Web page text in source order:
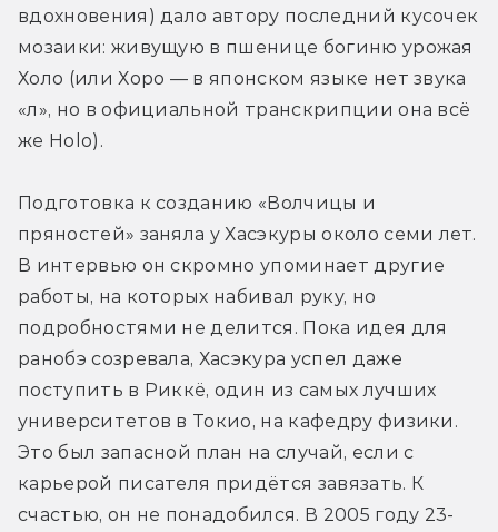
вдохновения) дало автору последний кусочек
мозаики: живущую в пшенице богиню урожая
Холо (или Хоро — в японском языке нет звука
«л», но в официальной транскрипции она всё
же Holo).
Подготовка к созданию «Волчицы и
пряностей» заняла у Хасэкуры около семи лет.
В интервью он скромно упоминает другие
работы, на которых набивал руку, но
подробностями не делится. Пока идея для
ранобэ созревала, Хасэкура успел даже
поступить в Риккё, один из самых лучших
университетов в Токио, на кафедру физики.
Это был запасной план на случай, если с
карьерой писателя придётся завязать. К
счастью, он не понадобился. В 2005 году 23-